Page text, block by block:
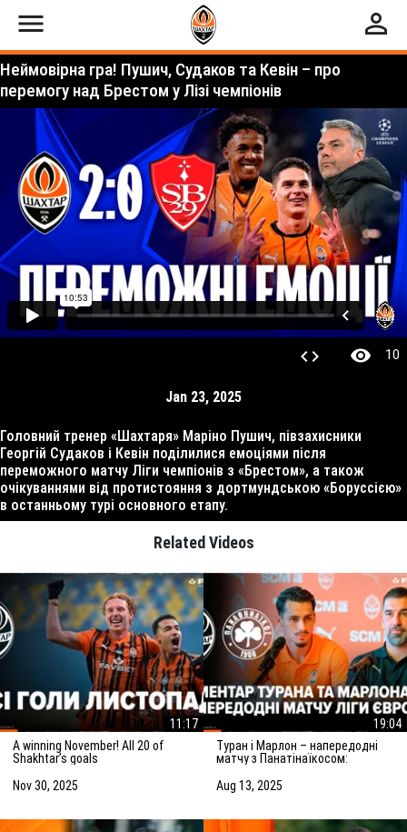
menu perm_identity
Неймовірна гра! Пушич, Судаков та Кевін – про
перемогу над Брестом у Лізі чемпіонів
code visibility 10
Jan 23, 2025
Головний тренер «Шахтаря» Маріно Пушич, півзахисники
Георгій Судаков і Кевін поділилися емоціями після
переможного матчу Ліги чемпіонів з «Брестом», а також
очікуваннями від протистояння з дортмундською «Боруссією»
в останньому турі основного етапу.
Related Videos
11:17
A winning November! All 20 of
Shakhtar’s goals
Nov 30, 2025
19:04
Туран і Марлон – напередодні
матчу з Панатінаїкосом:
досягнення мети
Aug 13, 2025